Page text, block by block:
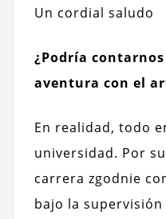
Un cordial saludo
¿Podría
aventura con el
En realidad, todo
universidad. Por
carrera zgodnie
bajo la